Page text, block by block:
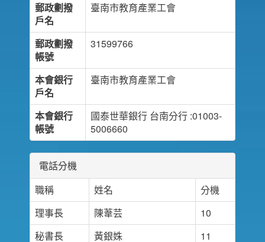
郵政劃撥
戶名
臺南市教育產業工會
郵政劃撥
帳號
31599766
本會銀行
戶名
臺南市教育產業工會
本會銀行
帳號
國泰世華銀行 台南分行 :01003-
5006660
電話分機
職稱
姓名
分機
理事長
陳葦芸
10
秘書長
黃銀姝
11